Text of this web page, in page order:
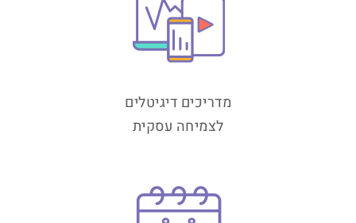
מדריכים דיגיטלים
​​​​​​​לצמיחה עסקית